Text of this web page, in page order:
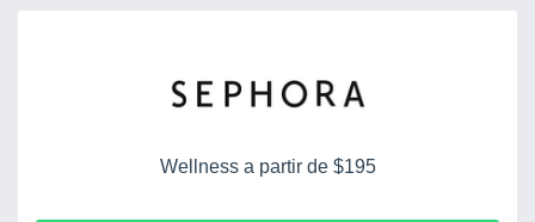
Wellness a partir de $195